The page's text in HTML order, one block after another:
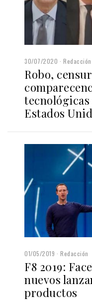
30/07/2020 Redacción
Robo,
tecnológicas
Estados
01/05/2019 Redacción
F8 2019:
nuevos
productos